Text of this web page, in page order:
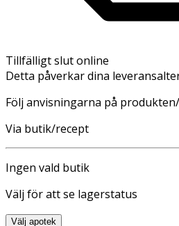
Tillfälligt slut online
Detta påverkar dina
Följ anvisningarna på
Via butik/recept
Ingen vald butik
Välj för att se lagerstatus
Välj apotek